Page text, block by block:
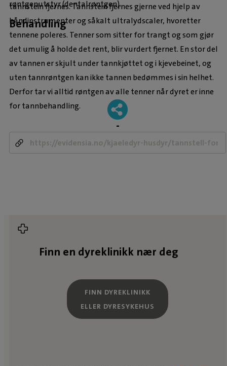
røntgenutstyr (dentalrøntgen).
Behandling
tannstein fjernes. Tannstein fjernes gjerne ved hjelp av
håndinstrumenter og såkalt ultralydscaler, hvoretter
tennene poleres. Tenner som sitter for trangt og som gjør
det umulig å holde det rent, blir vurdert fjernet. En stor del
av tannen er skjult under tannkjøttet og i kjevebeinet, og
uten tannrøntgen kan ikke tannen bedømmes i sin helhet.
Derfor tar vi alltid røntgen av alle tenner når dyret er inne
for tannbehandling.
-
Finn en dyreklinikk nær deg
FINN DYREKLINIKK
ELLER DYRESYKEHUS